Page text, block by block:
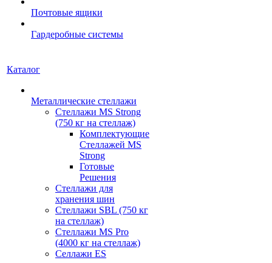
Почтовые ящики
Гардеробные системы
Каталог
Металлические стеллажи
Стеллажи MS Strong
(750 кг на стеллаж)
Комплектующие
Стеллажей MS
Strong
Готовые
Решения
Стеллажи для
хранения шин
Стеллажи SBL (750 кг
на стеллаж)
Стеллажи MS Pro
(4000 кг на стеллаж)
Селлажи ES